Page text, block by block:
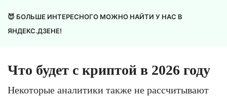
😈 БОЛЬШЕ ИНТЕРЕСНОГО МОЖНО НАЙТИ У НАС В
ЯНДЕКС.ДЗЕНЕ!
Что будет с криптой в 2026 году
Некоторые аналитики также не рассчитывают